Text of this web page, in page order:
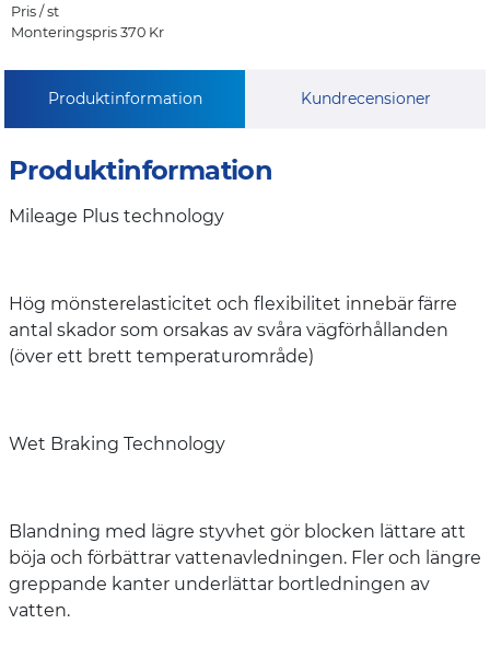
Pris / st
Monteringspris 370 Kr
Produktinformation Kundrecensioner
Produktinformation
Mileage Plus technology
Hög mönsterelasticitet och flexibilitet innebär färre
antal skador som orsakas av svåra vägförhållanden
(över ett brett temperaturområde)
Wet Braking Technology
Blandning med lägre styvhet gör blocken lättare att
böja och förbättrar vattenavledningen. Fler och längre
greppande kanter underlättar bortledningen av
vatten.